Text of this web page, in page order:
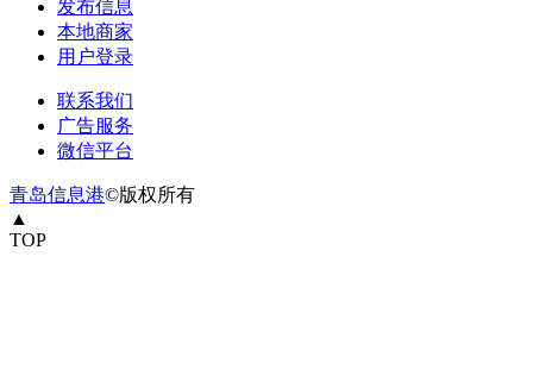
发布信息
本地商家
用户登录
联系我们
广告服务
微信平台
青岛信息港©版权所有
▲
TOP